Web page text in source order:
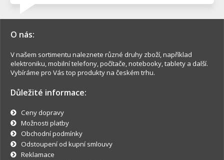
O nás:
V našem sortimentu naleznete různé druhy zboží, například
elektroniku, mobilní telefony, počítače, notebooky, tablety a další.
Vybíráme pro Vás top produkty na českém trhu.
Důležité informace:
Ceny dopravy
Možnosti platby
Obchodní podmínky
Odstoupení od kupní smlouvy
Reklamace